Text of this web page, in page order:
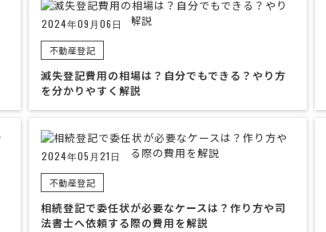
2024年09月06日
不動産登記
滅失登記費用の相場は？自分でもできる？やり方
を分かりやすく解説
2024年05月21日
不動産登記
相続登記で委任状が必要なケースは？作り方や司
法書士へ依頼する際の費用を解説